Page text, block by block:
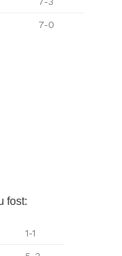
7-0
fost:
1-1